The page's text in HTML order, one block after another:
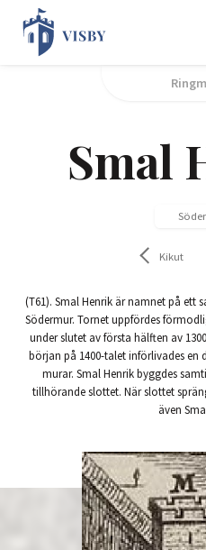
Smal
Kikut
(T61). Smal Henrik är namnet på ett
Södermur. Tornet uppfördes
under slutet av första hälften av
början på 1400-talet införlivades en
murar. Smal Henrik byggdes
tillhörande slottet. När slottet
även